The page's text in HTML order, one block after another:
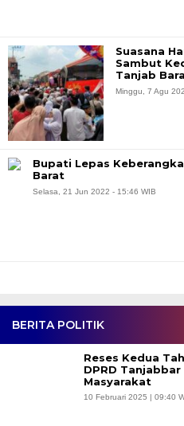
BERITA POLITIK
Reses Kedua
DPRD
Masyarakat
10 Februari 2025 | 09:40
Suasana
Sambut
Tanjab
Minggu, 7 Agu
Bupati Lepas
Barat
Selasa, 21 Jun 2022 - 15:46 WIB